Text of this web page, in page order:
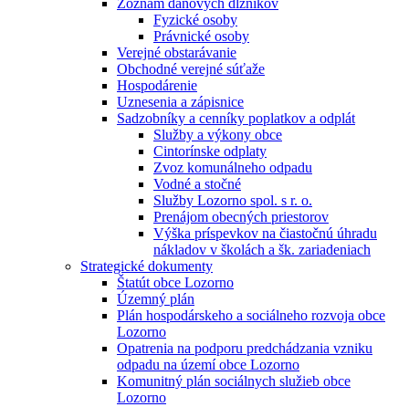
Zoznam daňových dlžníkov
Fyzické osoby
Právnické osoby
Verejné obstarávanie
Obchodné verejné súťaže
Hospodárenie
Uznesenia a zápisnice
Sadzobníky a cenníky poplatkov a odplát
Služby a výkony obce
Cintorínske odplaty
Zvoz komunálneho odpadu
Vodné a stočné
Služby Lozorno spol. s r. o.
Prenájom obecných priestorov
Výška príspevkov na čiastočnú úhradu
nákladov v školách a šk. zariadeniach
Strategické dokumenty
Štatút obce Lozorno
Územný plán
Plán hospodárskeho a sociálneho rozvoja obce
Lozorno
Opatrenia na podporu predchádzania vzniku
odpadu na území obce Lozorno
Komunitný plán sociálnych služieb obce
Lozorno